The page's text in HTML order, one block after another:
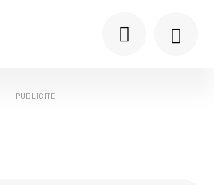
PUBLICITÉ